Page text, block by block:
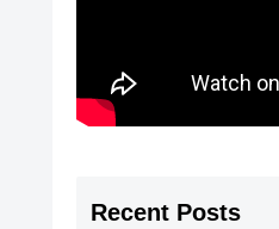
Recent Posts